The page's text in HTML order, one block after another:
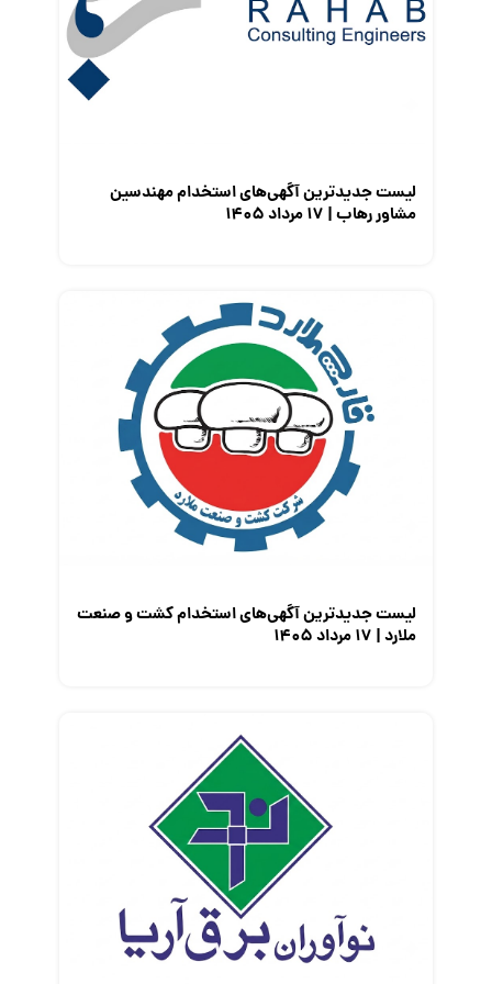
معرفی شرکت ها
لیست جدیدترین آگهی‌های استخدام مهندسین
مشاور رهاب | ۱۷ مرداد ۱۴۰۵
لیست جدیدترین آگهی‌های استخدام کشت و صنعت
ملارد | ۱۷ مرداد ۱۴۰۵